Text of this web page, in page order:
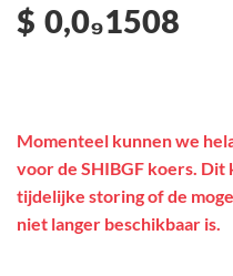
$ 0,0₉1508
Momenteel kunnen we
voor de SHIBGF koers. Dit
tijdelijke storing of de
niet langer beschikbaar is.